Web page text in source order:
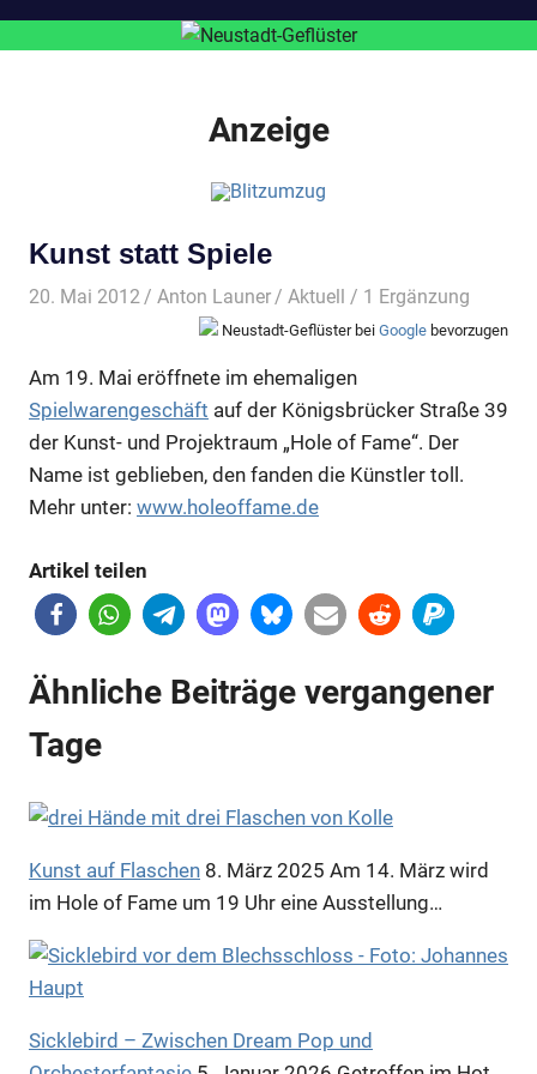
Anzeige
Kunst statt Spiele
20. Mai 2012 Anton Launer Aktuell / 1 Ergänzung
Neustadt-Geflüster bei Google bevorzugen
Am 19. Mai eröffnete im ehemaligen
Spielwarengeschäft auf der Königsbrücker Straße 39
der Kunst- und Projektraum „Hole of Fame“. Der
Name ist geblieben, den fanden die Künstler toll.
Mehr unter: www.holeoffame.de
Artikel teilen
Ähnliche Beiträge vergangener
Tage
Kunst auf Flaschen 8. März 2025 Am 14. März wird
im Hole of Fame um 19 Uhr eine Ausstellung…
Sicklebird – Zwischen Dream Pop und